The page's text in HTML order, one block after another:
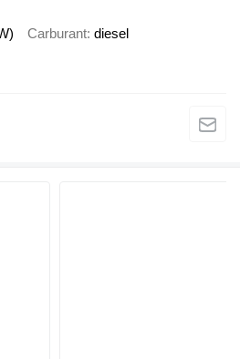
Carburant diesel